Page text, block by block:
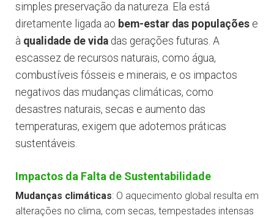
simples preservação da natureza. Ela está
diretamente ligada ao bem-estar das populações e
à qualidade de vida das gerações futuras. A
escassez de recursos naturais, como água,
combustíveis fósseis e minerais, e os impactos
negativos das mudanças climáticas, como
desastres naturais, secas e aumento das
temperaturas, exigem que adotemos práticas
sustentáveis.
Impactos da Falta de Sustentabilidade
Mudanças climáticas: O aquecimento global resulta em
alterações no clima, com secas, tempestades intensas